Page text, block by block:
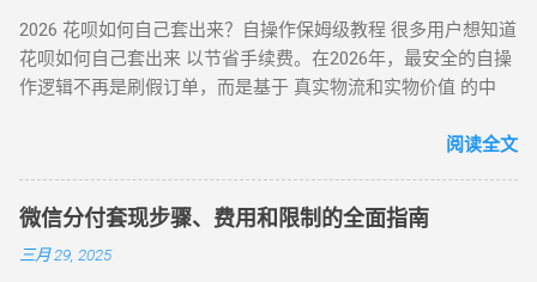
/ 网商贷 ：纯线上信用贷款，额度独立，年化利率低至 7.3%。
亲友代付 ：通过正规消费场景周转资...
付模式 通过为亲友代购商品实现资金流转，零手续费但依赖人
际关系信任。 三、套现操作速查：3 大高频实用方案对比 方案
名称 到账时间 手续费范围 推荐指数 适合场景 扫码秒提 10 分
4%-8% ★★★★☆ 日常规律性套现 亲友代付 即时到账 0%
★★★☆☆ 低频次隐私需求 四、2025 年花呗风控破解策略
（实操级指南） （一）行为模拟防监测技巧 金额控制 ：单次
间间隔 ：两次操作间隔≥72 小时，模拟真实消费周期 场景多元
⭐⭐⭐⭐ 电商代购助手 真实物流单号生成 T+1 隔天 ⭐⭐⭐⭐⭐ 虚
拟卡回购平台 话费/卡券回收 1-2 小时 ⭐⭐⭐ 二、 如何正确使用
App 刷取花呗？ 为了保障资金安全与账户健康，使用此类 App
2026 花呗如何自己套出来？自操作保姆级教程 很多用户想知道
花呗如何自己套出来 以节省手续费。在2026年，最安全的自操
作逻辑不再是刷假订单，而是基于 真实物流和实物价值 的中
道，用户可以绕过传统商家的层层抽成，实现资金的低折损回
折损 高安全性 自操作的核心在于“隐蔽性”。如果你直接扫描自
己的收款码，支付宝风控会瞬间识别为违规套现。以下是 2026
年依然有效的几种正确自操作姿势。 一、 2026 个人自操作三
阅读全文
微信分付套现步骤、费用和限制的全面指南
三月 29, 2025